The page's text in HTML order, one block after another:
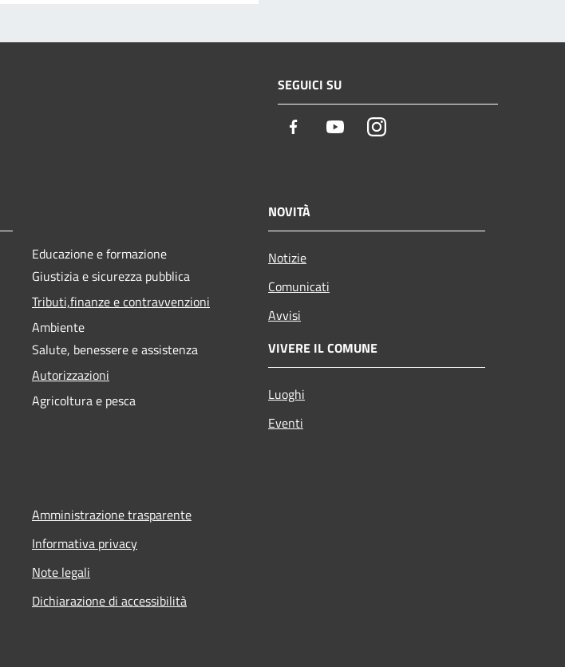
SEGUICI SU
Facebook YoutubeInstagram
Educazione e formazione
Giustizia e sicurezza pubblica
Tributi,finanze e contravvenzioni
Ambiente
Salute, benessere e assistenza
Autorizzazioni
Agricoltura e pesca
NOVITÀ
Notizie
Comunicati
Avvisi
VIVERE IL COMUNE
Luoghi
Eventi
Amministrazione trasparente
Informativa privacy
Note legali
Dichiarazione di accessibilità